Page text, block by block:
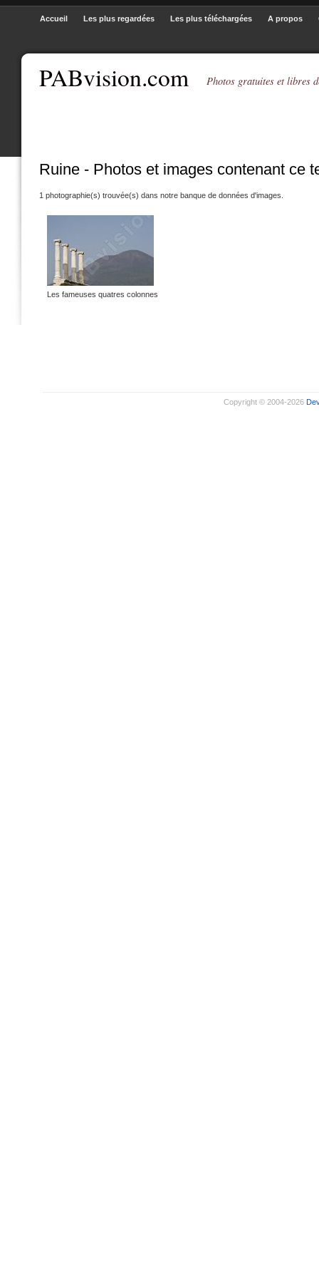
PABvision.com Photos gratuites et libres
Accueil Les plus regardées Les plus téléchargées A propos
Ruine - Photos et images contenant ce
1 photographie(s) trouvée(s) dans notre banque de données d'images.
Les fameuses quatres colonnes
Copyright © 2004-2026